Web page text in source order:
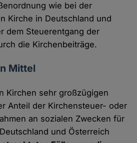
wie bei der
Kirche in Deutschland und
dem Steuerentgang der
die Kirchenbeiträge.
Mittel
Kirchen sehr großzügigen
Anteil der Kirchensteuer- oder
an sozialen Zwecken für
und Österreich